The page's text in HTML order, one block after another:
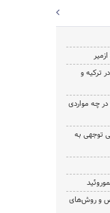
ترکیه و
چه مواردی
توجهی به
و روش‌های